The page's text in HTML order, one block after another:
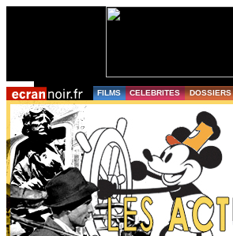
FILMS CELEBRITES DOSSIERS